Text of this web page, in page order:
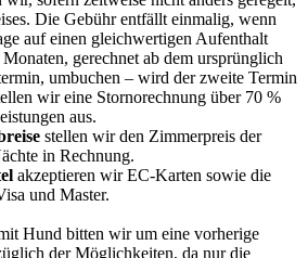
Die Gebühr entfällt einmalig, wenn
auf einen gleichwertigen Aufenthalt
gerechnet ab dem ursprünglich
umbuchen – wird der zweite Termin
wir eine Stornorechnung über 70 %
aus.
stellen wir den Zimmerpreis der
in Rechnung.
akzeptieren wir EC-Karten sowie die
und Master.
Hund bitten wir um eine vorherige
der Möglichkeiten, da nur die